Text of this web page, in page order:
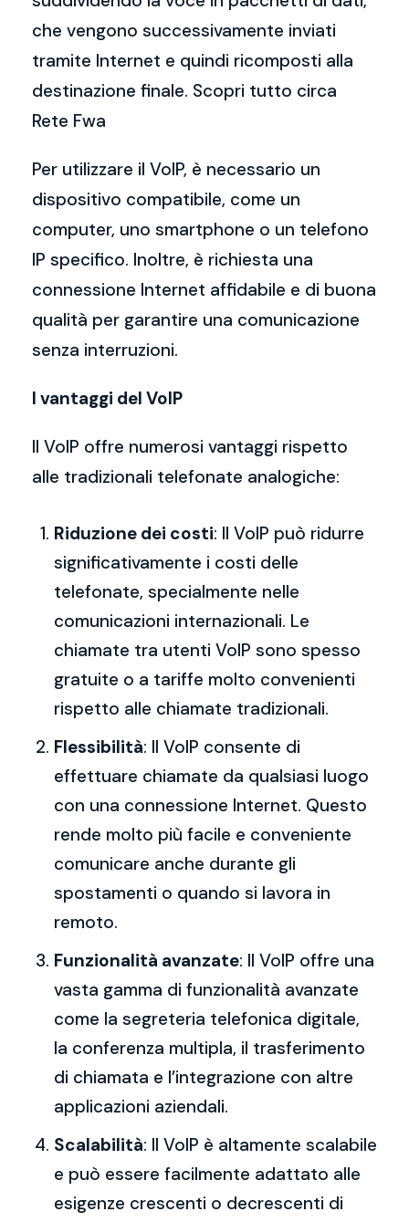
che vengono successivamente inviati
tramite Internet e quindi ricomposti alla
destinazione finale. Scopri tutto circa
Rete Fwa
Per utilizzare il VoIP, è necessario un
dispositivo compatibile, come un
computer, uno smartphone o un telefono
IP specifico. Inoltre, è richiesta una
connessione Internet affidabile e di buona
qualità per garantire una comunicazione
senza interruzioni.
I vantaggi del VoIP
Il VoIP offre numerosi vantaggi rispetto
alle tradizionali telefonate analogiche:
Riduzione dei costi: Il VoIP può ridurre
significativamente i costi delle
telefonate, specialmente nelle
comunicazioni internazionali. Le
chiamate tra utenti VoIP sono spesso
gratuite o a tariffe molto convenienti
rispetto alle chiamate tradizionali.
Flessibilità: Il VoIP consente di
effettuare chiamate da qualsiasi luogo
con una connessione Internet. Questo
rende molto più facile e conveniente
comunicare anche durante gli
spostamenti o quando si lavora in
remoto.
Funzionalità avanzate: Il VoIP offre una
vasta gamma di funzionalità avanzate
come la segreteria telefonica digitale,
la conferenza multipla, il trasferimento
di chiamata e l’integrazione con altre
applicazioni aziendali.
Scalabilità: Il VoIP è altamente scalabile
e può essere facilmente adattato alle
esigenze crescenti o decrescenti di